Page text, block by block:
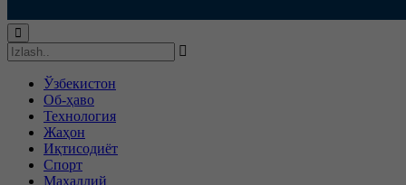
Ўзбекистон
Об-ҳаво
Технология
Жаҳон
Иқтисодиёт
Спорт
Маҳаллий